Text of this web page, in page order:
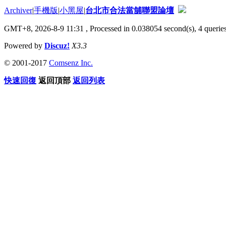
Archiver|手機版|小黑屋|台北市合法當舖聯盟論壇
GMT+8, 2026-8-9 11:31 , Processed in 0.038054 second(s), 4
Powered by Discuz! X3.3
© 2001-2017 Comsenz Inc.
快速回復 返回頂部 返回列表